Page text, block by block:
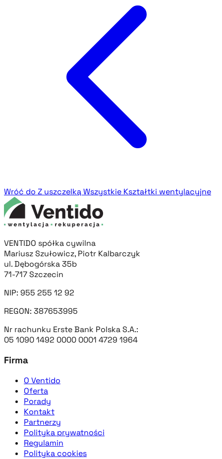
Wróć do Z uszczelkąWszystkie Kształtki wentylacyjne
VENTIDO spółka cywilna
Mariusz Szułowicz, Piotr Kalbarczyk
ul. Dębogórska 35b
71-717 Szczecin
NIP: 955 255 12 92
REGON: 387653995
Nr rachunku Erste Bank Polska S.A.:
05 1090 1492 0000 0001 4729 1964
Firma
O Ventido
Oferta
Porady
Kontakt
Partnerzy
Polityka prywatności
Regulamin
Polityka cookies